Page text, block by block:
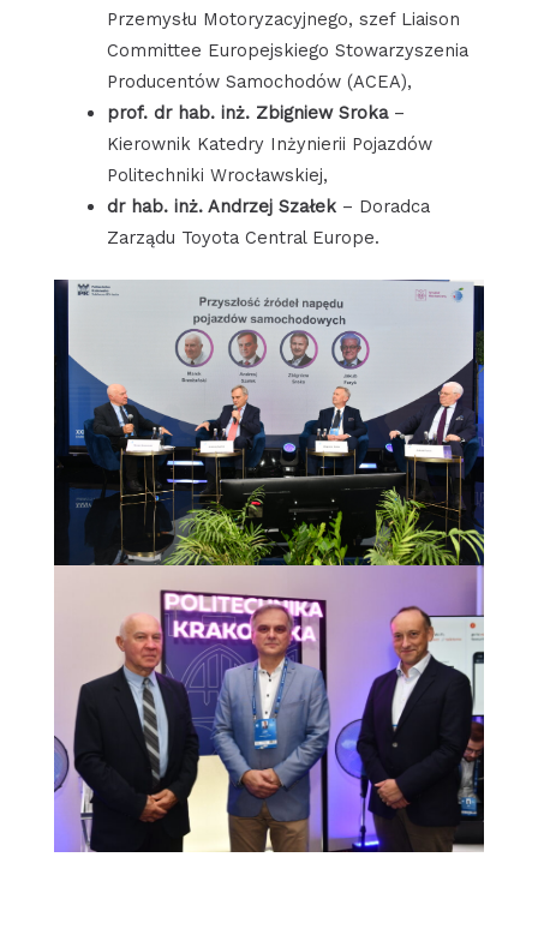
Przemysłu Motoryzacyjnego, szef Liaison
Committee Europejskiego Stowarzyszenia
Producentów Samochodów (ACEA),
prof. dr hab. inż. Zbigniew Sroka–
Kierownik Katedry Inżynierii Pojazdów
Politechniki Wrocławskiej,
dr hab. inż. Andrzej Szałek– Doradca
Zarządu Toyota Central Europe.